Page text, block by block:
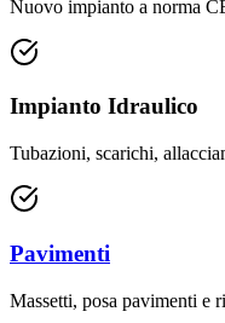
Nuovo impianto a norma
Impianto Idraulico
Tubazioni, scarichi,
Pavimenti
Massetti, posa pavimenti e